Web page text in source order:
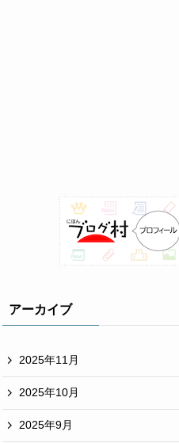
アーカイブ
2025年11月
2025年10月
2025年9月